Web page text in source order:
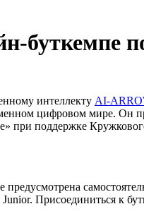
буткемпе
интеллекту AI-
цифровом мире. Он
при поддержке
Junior. Присоединиться к